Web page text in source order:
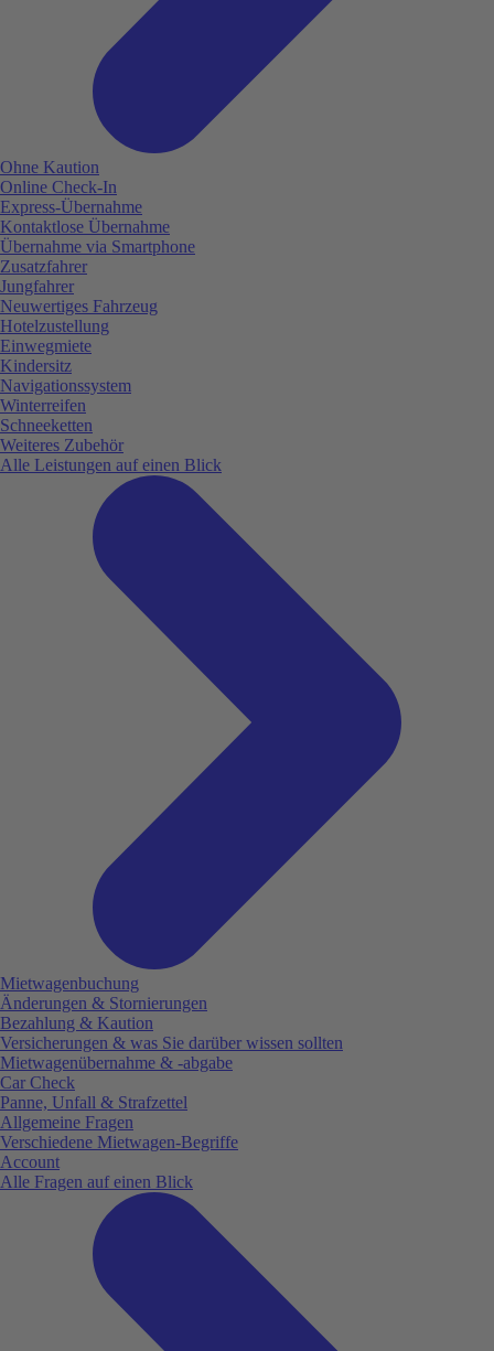
Ohne Kaution
Online Check-In
Express-Übernahme
Kontaktlose Übernahme
Übernahme via Smartphone
Zusatzfahrer
Jungfahrer
Neuwertiges Fahrzeug
Hotelzustellung
Einwegmiete
Kindersitz
Navigationssystem
Winterreifen
Schneeketten
Weiteres Zubehör
Alle Leistungen auf einen Blick
Mietwagenbuchung
Änderungen & Stornierungen
Bezahlung & Kaution
Versicherungen & was Sie darüber wissen sollten
Mietwagenübernahme & -abgabe
Car Check
Panne, Unfall & Strafzettel
Allgemeine Fragen
Verschiedene Mietwagen-Begriffe
Account
Alle Fragen auf einen Blick